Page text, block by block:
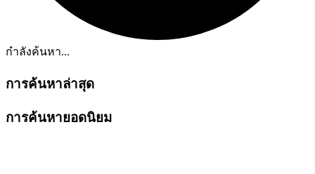
กำลังค้นหา...
การค้นหาล่าสุด
การค้นหายอดนิยม